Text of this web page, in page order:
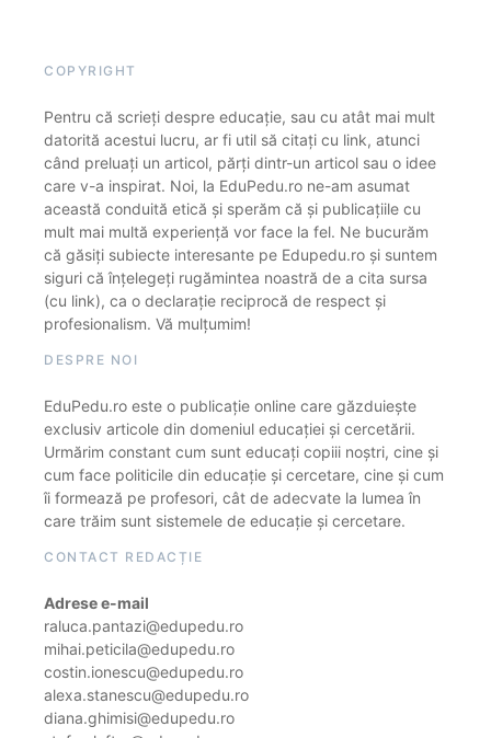
COPYRIGHT
Pentru că scrieți despre educație, sau cu atât mai mult
datorită acestui lucru, ar fi util să citați cu link, atunci
când preluați un articol, părți dintr-un articol sau o idee
care v-a inspirat. Noi, la EduPedu.ro ne-am asumat
această conduită etică și sperăm că și publicațiile cu
mult mai multă experiență vor face la fel. Ne bucurăm
că găsiți subiecte interesante pe Edupedu.ro și suntem
siguri că înțelegeți rugămintea noastră de a cita sursa
(cu link), ca o declarație reciprocă de respect și
profesionalism. Vă mulțumim!
DESPRE NOI
EduPedu.ro este o publicație online care găzduiește
exclusiv articole din domeniul educației și cercetării.
Urmărim constant cum sunt educați copiii noștri, cine și
cum face politicile din educație și cercetare, cine și cum
îi formează pe profesori, cât de adecvate la lumea în
care trăim sunt sistemele de educație și cercetare.
CONTACT REDACȚIE
Adrese e-mail
raluca.pantazi@edupedu.ro
mihai.peticila@edupedu.ro
costin.ionescu@edupedu.ro
alexa.stanescu@edupedu.ro
diana.ghimisi@edupedu.ro